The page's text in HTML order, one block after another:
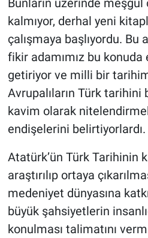
Bunların üzerinde meşgul
kalmıyor, derhal yeni
çalışmaya başlıyordu.
fikir adamımız bu
getiriyor ve milli bir
Avrupalıların Türk tarihini
kavim olarak
endişelerini belirtiyorlardı.
Atatürk’ün Türk Tarihinin
araştırılıp ortaya
medeniyet dünyasına
büyük şahsiyetlerin
konulması talimatını